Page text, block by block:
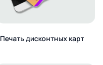
Печать дисконтных карт